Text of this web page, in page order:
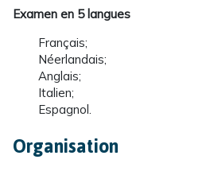
Examen en 5 langues
Français;
Néerlandais;
Anglais;
Italien;
Espagnol.
Organisation